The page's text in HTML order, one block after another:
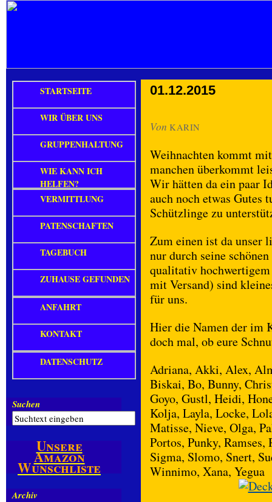
01.12.2015
Von KARIN
Weihnachten kommt
manchen überkommt
Wir hätten da ein paar
auch noch etwas Gutes
Schützlinge zu
Zum einen ist da unser
nur durch seine
qualitativ
mit Versand) sind
für uns.
Hier die Namen der im
doch mal, ob eure
Adriana, Akki, Alex,
Biskai, Bo, Bunny,
Goyo, Gustl, Heidi,
Kolja, Layla, Locke,
Matisse, Nieve, Olga,
Portos, Punky, Ramses,
Sigma, Slomo, Snert,
Winnimo, Xana, Yegua
STARTSEITE
WIR ÜBER UNS
GRUPPENHALTUNG
WIE KANN ICH
HELFEN?
VERMITTLUNG
PATENSCHAFTEN
TAGEBUCH
ZUHAUSE GEFUNDEN
ANFAHRT
KONTAKT
DATENSCHUTZ
Suchen
Unsere
Amazon
Wunschliste
Archiv